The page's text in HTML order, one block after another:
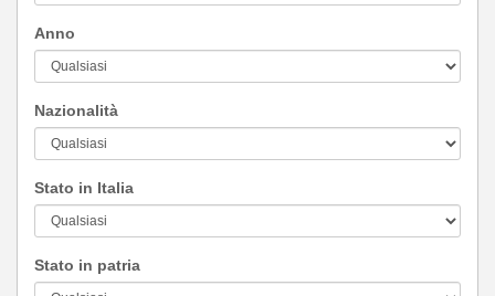
Anno
Nazionalità
Stato in Italia
Stato in patria